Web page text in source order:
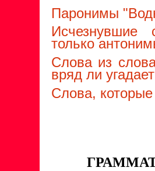
Паронимы
Исчезнувшие
только
Слова из
вряд ли
Слова,